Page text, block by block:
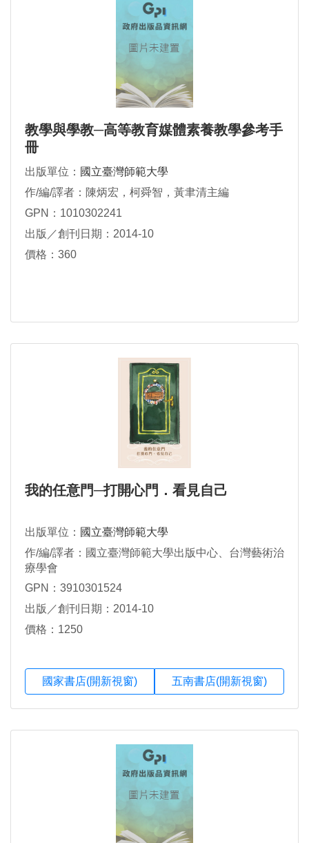
教學與學教─高等教育媒體素養教學參考手
冊
出版單位： 國立臺灣師範大學
作/編/譯者：陳炳宏，柯舜智，黃聿清主編
GPN：1010302241
出版／創刊日期：2014-10
價格：360
我的任意門─打開心門．看見自己
出版單位： 國立臺灣師範大學
作/編/譯者：國立臺灣師範大學出版中心、台灣藝術治
療學會
GPN：3910301524
出版／創刊日期：2014-10
價格：1250
國家書店(開新視窗) 五南書店(開新視窗)